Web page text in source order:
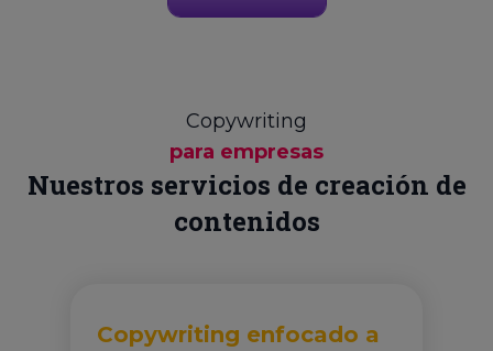
Copywriting
para empresas
Nuestros servicios de creación de
contenidos
Copywriting enfocado a